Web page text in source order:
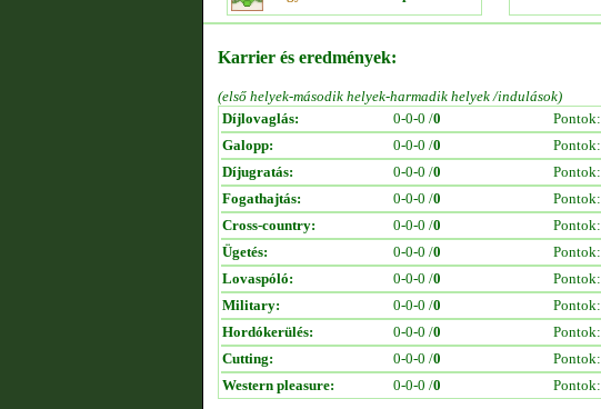
Karrier és eredmények:
(első helyek-második helyek-harmadik helyek /indulások)
Díjlovaglás:
0-0-0 /0 Pontok:
Galopp:
0-0-0 /0 Pontok:
Díjugratás:
0-0-0 /0 Pontok:
Fogathajtás:
0-0-0 /0 Pontok:
Cross-country:
0-0-0 /0 Pontok:
Ügetés:
0-0-0 /0 Pontok:
Lovaspóló:
0-0-0 /0 Pontok:
Military:
0-0-0 /0 Pontok:
Hordókerülés:
0-0-0 /0 Pontok:
Cutting:
0-0-0 /0 Pontok:
Western pleasure:
0-0-0 /0 Pontok: